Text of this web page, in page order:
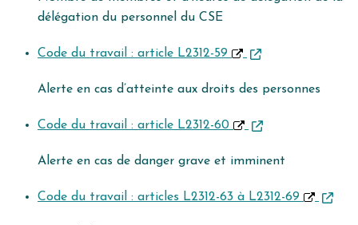
délégation du personnel du CSE
Code du travail : article L2312-59
Alerte en cas d’atteinte aux droits des personnes
Code du travail : article L2312-60
Alerte en cas de danger grave et imminent
Code du travail : articles L2312-63 à L2312-69